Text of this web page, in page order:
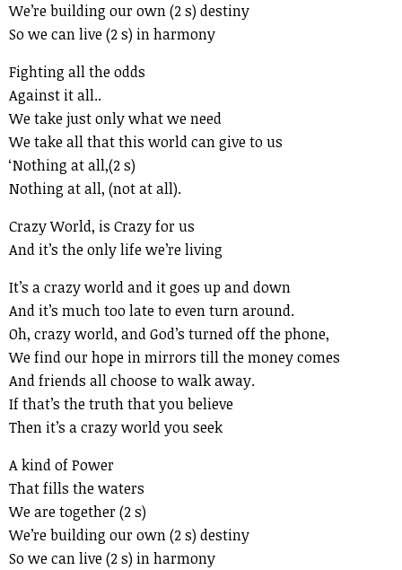
We’re building our own (2 s) destiny
So we can live (2 s) in harmony
Fighting all the odds
Against it all..
We take just only what we need
We take all that this world can give to us
‘Nothing at all,(2 s)
Nothing at all, (not at all).
Crazy World, is Crazy for us
And it’s the only life we’re living
It’s a crazy world and it goes up and down
And it’s much too late to even turn around.
Oh, crazy world, and God’s turned off the phone,
We find our hope in mirrors till the money comes
And friends all choose to walk away.
If that’s the truth that you believe
Then it’s a crazy world you seek
A kind of Power
That fills the waters
We are together (2 s)
We’re building our own (2 s) destiny
So we can live (2 s) in harmony